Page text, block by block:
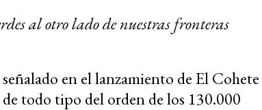
al otro lado de nuestras fronteras
en el lanzamiento de El Cohete
todo tipo del orden de los 130.000